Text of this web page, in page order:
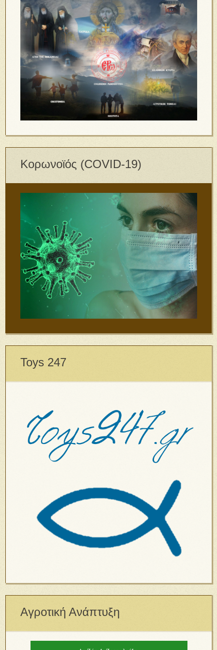
Κορωνοϊός (COVID-19)
Toys 247
Αγροτική Ανάπτυξη